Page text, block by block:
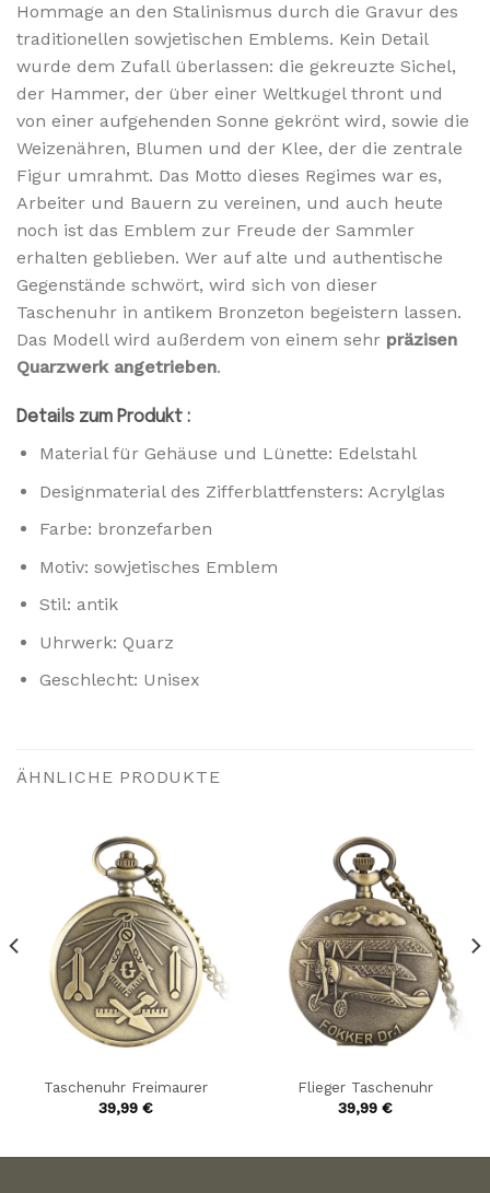
Hommage an den Stalinismus durch die Gravur des
traditionellen sowjetischen Emblems. Kein Detail
wurde dem Zufall überlassen: die gekreuzte Sichel,
der Hammer, der über einer Weltkugel thront und
von einer aufgehenden Sonne gekrönt wird, sowie die
Weizenähren, Blumen und der Klee, der die zentrale
Figur umrahmt. Das Motto dieses Regimes war es,
Arbeiter und Bauern zu vereinen, und auch heute
noch ist das Emblem zur Freude der Sammler
erhalten geblieben. Wer auf alte und authentische
Gegenstände schwört, wird sich von dieser
Taschenuhr in antikem Bronzeton begeistern lassen.
Das Modell wird außerdem von einem sehr präzisen
Quarzwerk angetrieben.
Details zum Produkt :
Material für Gehäuse und Lünette: Edelstahl
Designmaterial des Zifferblattfensters: Acrylglas
Farbe: bronzefarben
Motiv: sowjetisches Emblem
Stil: antik
Uhrwerk: Quarz
Geschlecht: Unisex
ÄHNLICHE PRODUKTE
Taschenuhr Freimaurer
39,99 €
Flieger Taschenuhr
39,99 €